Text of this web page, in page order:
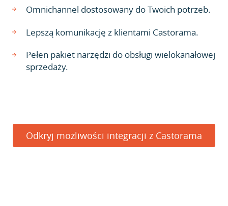
Omnichannel dostosowany do Twoich potrzeb.
Lepszą komunikację z klientami Castorama.
Pełen pakiet narzędzi do obsługi wielokanałowej
sprzedaży.
Odkryj możliwości integracji z Castorama